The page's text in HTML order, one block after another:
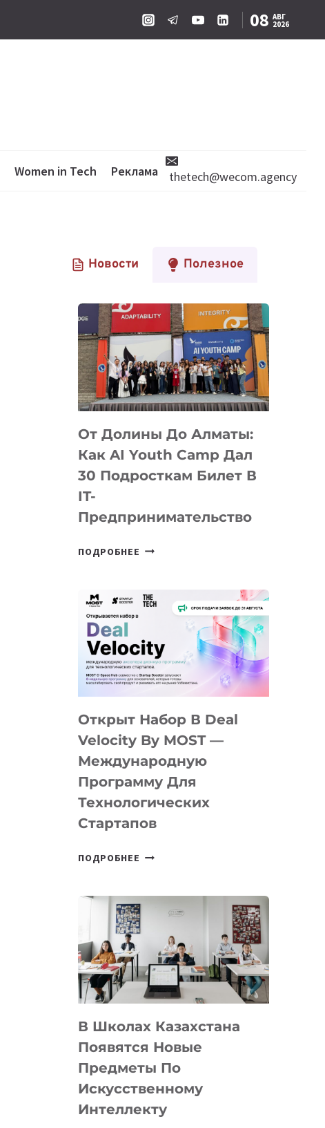
08 АВГ
2026
Women in Tech Реклама thetech@wecom.agency
Новости Полезное
От Долины До Алматы:
Как AI Youth Camp Дал
30 Подросткам Билет В
IT-
Предпринимательство
ПОДРОБНЕЕ ОТ
АЛМАТЫ:
YOUTH
CAMP
ДАЛ
ПОДРОСТКАМ
БИЛЕТ
IT-
ПРЕДПРИНИМАТЕЛЬСТВО
Открыт Набор В Deal
Velocity By MOST —
Международную
Программу Для
Технологических
Стартапов
ПОДРОБНЕЕ ОТКРЫТ
DEAL
VELOCITY
MOST
—
МЕЖДУНАРОДНУЮ
ДЛЯ
ТЕХНОЛОГИЧЕСКИХ
СТАРТАПОВ
В Школах Казахстана
Появятся Новые
Предметы По
Искусственному
Интеллекту